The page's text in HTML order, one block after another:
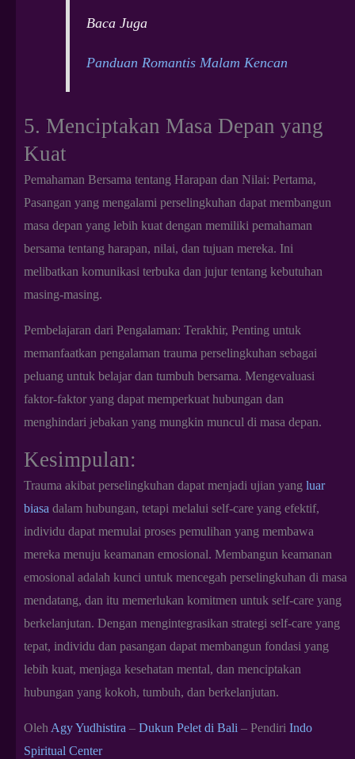
Baca Juga
Panduan Romantis Malam Kencan
5. Menciptakan Masa Depan yang
Kuat
Pemahaman Bersama tentang Harapan dan Nilai: Pertama,
Pasangan yang mengalami perselingkuhan dapat membangun
masa depan yang lebih kuat dengan memiliki pemahaman
bersama tentang harapan, nilai, dan tujuan mereka. Ini
melibatkan komunikasi terbuka dan jujur tentang kebutuhan
masing-masing.
Pembelajaran dari Pengalaman: Terakhir, Penting untuk
memanfaatkan pengalaman trauma perselingkuhan sebagai
peluang untuk belajar dan tumbuh bersama. Mengevaluasi
faktor-faktor yang dapat memperkuat hubungan dan
menghindari jebakan yang mungkin muncul di masa depan.
Kesimpulan:
Trauma akibat perselingkuhan dapat menjadi ujian yang luar
biasa dalam hubungan, tetapi melalui self-care yang efektif,
individu dapat memulai proses pemulihan yang membawa
mereka menuju keamanan emosional. Membangun keamanan
emosional adalah kunci untuk mencegah perselingkuhan di masa
mendatang, dan itu memerlukan komitmen untuk self-care yang
berkelanjutan. Dengan mengintegrasikan strategi self-care yang
tepat, individu dan pasangan dapat membangun fondasi yang
lebih kuat, menjaga kesehatan mental, dan menciptakan
hubungan yang kokoh, tumbuh, dan berkelanjutan.
Oleh Agy Yudhistira – Dukun Pelet di Bali – Pendiri Indo
Spiritual Center